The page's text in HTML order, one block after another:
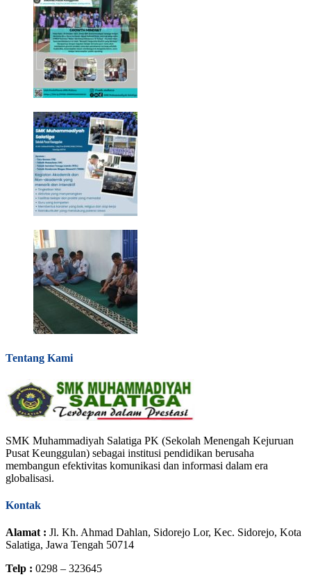
Tentang Kami
SMK Muhammadiyah Salatiga PK (Sekolah Menengah Kejuruan
Pusat Keunggulan) sebagai institusi pendidikan berusaha
membangun efektivitas komunikasi dan informasi dalam era
globalisasi.
Kontak
Alamat : Jl. Kh. Ahmad Dahlan, Sidorejo Lor, Kec. Sidorejo, Kota
Salatiga, Jawa Tengah 50714
Telp : 0298 – 323645